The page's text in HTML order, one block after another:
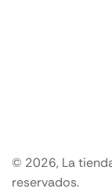
© 2026, La
reservados.